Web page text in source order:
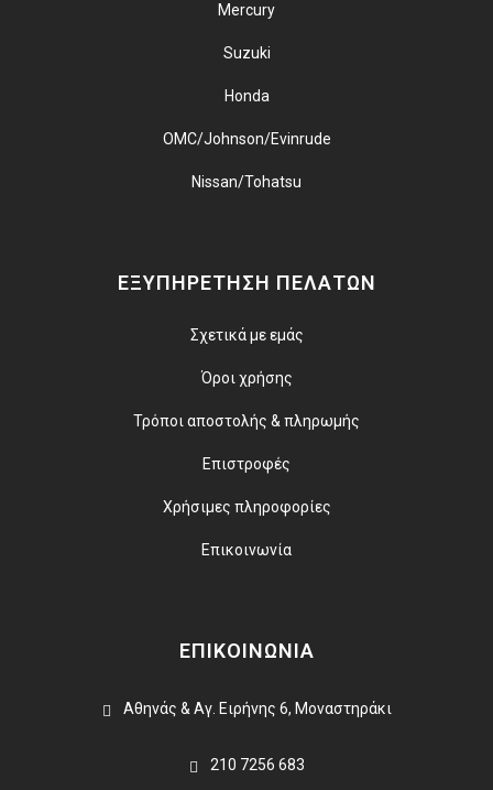
Mercury
Suzuki
Honda
OMC/Johnson/Evinrude
Nissan/Tohatsu
ΕΞΥΠΗΡΕΤΗΣΗ ΠΕΛΑΤΩΝ
Σχετικά με εμάς
Όροι χρήσης
Τρόποι αποστολής & πληρωμής
Επιστροφές
Χρήσιμες πληροφορίες
Επικοινωνία
ΕΠΙΚΟΙΝΩΝΙΑ
Αθηνάς & Αγ. Ειρήνης 6, Μοναστηράκι
210 7256 683